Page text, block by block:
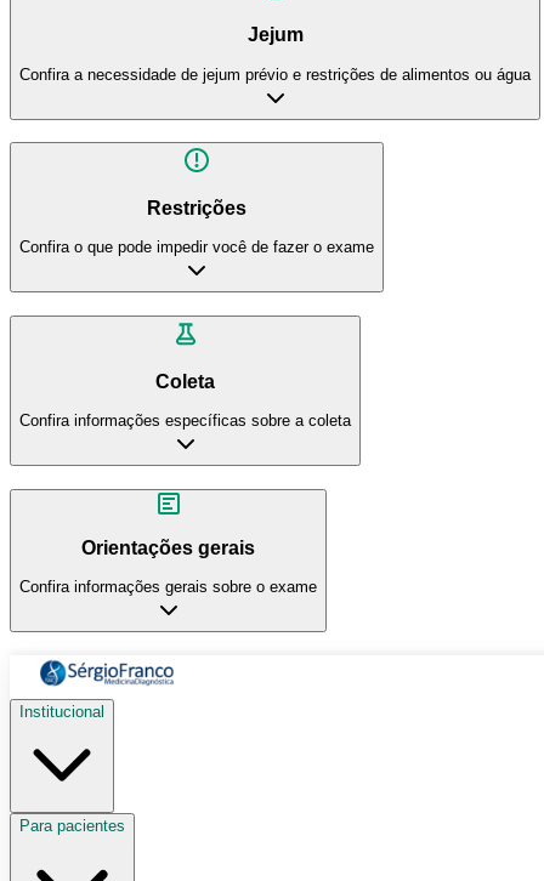
Jejum
Confira a necessidade de jejum prévio e restrições de alimentos ou água
Restrições
Confira o que pode impedir você de fazer o exame
Coleta
Confira informações específicas sobre a coleta
Orientações gerais
Confira informações gerais sobre o exame
Institucional
Para pacientes